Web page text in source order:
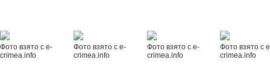
Фото взято с e-
crimea.info
Фото взято с e-
crimea.info
Фото взято с e-
crimea.info
Фото взято с
crimea.info